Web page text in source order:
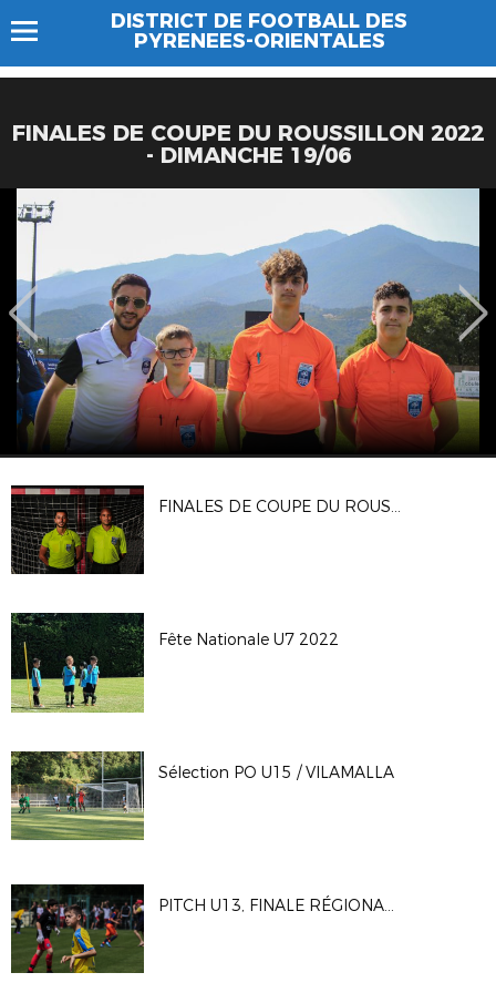
DISTRICT DE FOOTBALL DES
PYRENEES-ORIENTALES
FINALES DE COUPE DU ROUSSILLON 2022
- DIMANCHE 19/06
FINALES DE COUPE DU ROUSSILLON 2022 - Vendredi 17/06
Fête Nationale U7 2022
Sélection PO U15 / VILAMALLA
PITCH U13, FINALE RÉGIONALE du 14/05/2022